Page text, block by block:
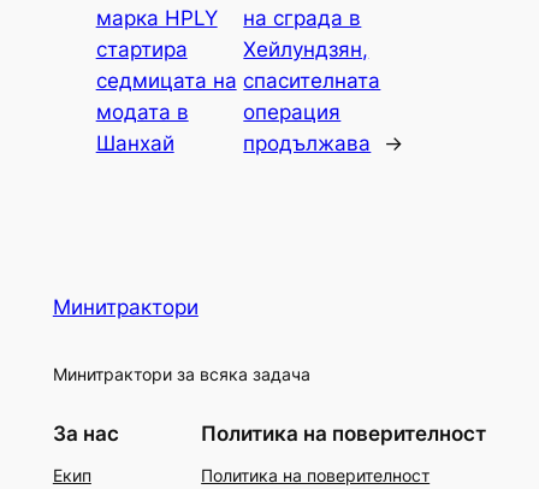
марка HPLY
стартира
седмицата на
модата в
Шанхай
на сграда в
Хейлундзян,
спасителната
операция
продължава
→
Минитрактори
Минитрактори за всяка задача
За нас
Екип
Политика на поверителност
Политика на поверителност